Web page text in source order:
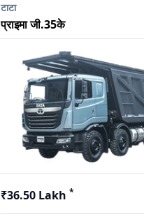
टाटा
प्राइमा जी.35के
₹36.50 Lakh *